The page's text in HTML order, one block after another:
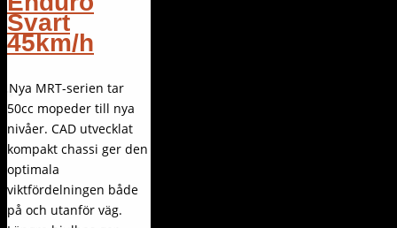
Svart
45km/h
Nya MRT-serien tar
50cc mopeder till nya
nivåer. CAD utvecklat
kompakt chassi ger den
optimala
viktfördelningen både
på och utanför väg.